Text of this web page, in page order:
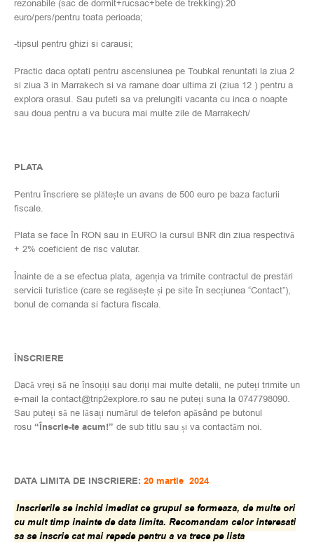
rezonabile (sac de dormit+rucsac+bete de trekking):20
euro/pers/pentru toata perioada;
-tipsul pentru ghizi si carausi;
Practic daca optati pentru ascensiunea pe Toubkal renuntati la ziua 2
si ziua 3 in Marrakech si va ramane doar ultima zi (ziua 12 ) pentru a
explora orasul. Sau puteti sa va prelungiti vacanta cu inca o noapte
sau doua pentru a va bucura mai multe zile de Marrakech/
PLATA
Pentru înscriere se plătește un avans de 500 euro pe baza facturii
fiscale.
Plata se face în RON sau in EURO la cursul BNR din ziua respectivă
+ 2% coeficient de risc valutar.
Înainte de a se efectua plata, agenția va trimite contractul de prestări
servicii turistice (care se regăsește și pe site în secțiunea “Contact”),
bonul de comanda si factura fiscala.
ÎNSCRIERE
Dacă vreți să ne însoțiți sau doriți mai multe detalii, ne puteți trimite un
e-mail la contact@trip2explore.ro sau ne puteți suna la 0747798090.
Sau puteți să ne lăsați numărul de telefon apăsând pe butonul
rosu “Înscrie-te acum!” de sub titlu sau și va contactăm noi.
DATA LIMITA DE INSCRIERE: 20 martie 2024
Inscrierile se inchid imediat ce grupul se formeaza, de multe ori
cu mult timp inainte de data limita. Recomandam celor interesati
sa se inscrie cat mai repede pentru a va trece pe lista